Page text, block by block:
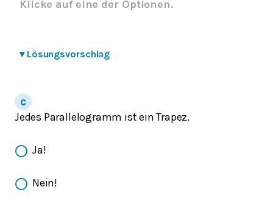
Klicke auf eine der Optionen.
▾ Lösungsvorschlag
Jedes Parallelogramm ist ein Trapez.
Ja!
Nein!